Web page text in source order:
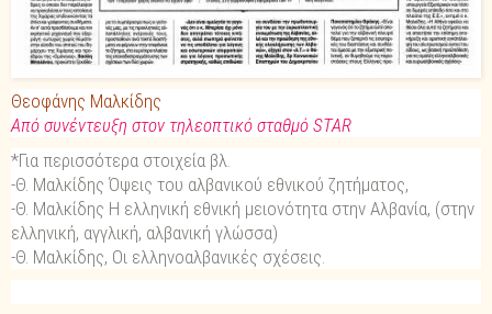
Θεοφάνης Μαλκίδης
Από συνέντευξη στον τηλεοπτικό σταθμό STAR
*Για περισσότερα στοιχεία βλ.
-Θ. Μαλκίδης Όψεις του αλβανικού εθνικού ζητήματος,
-Θ. Μαλκίδης Η ελληνική εθνική μειονότητα στην Αλβανία, (στην
ελληνική, αγγλική, αλβανική γλώσσα)
-Θ. Μαλκίδης, Οι ελληνοαλβανικές σχέσεις.